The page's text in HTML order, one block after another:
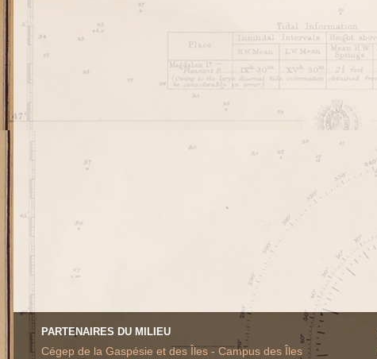
PARTENAIRES DU MILIEU
Cégep de la Gaspésie et des Îles - Campus des Îles